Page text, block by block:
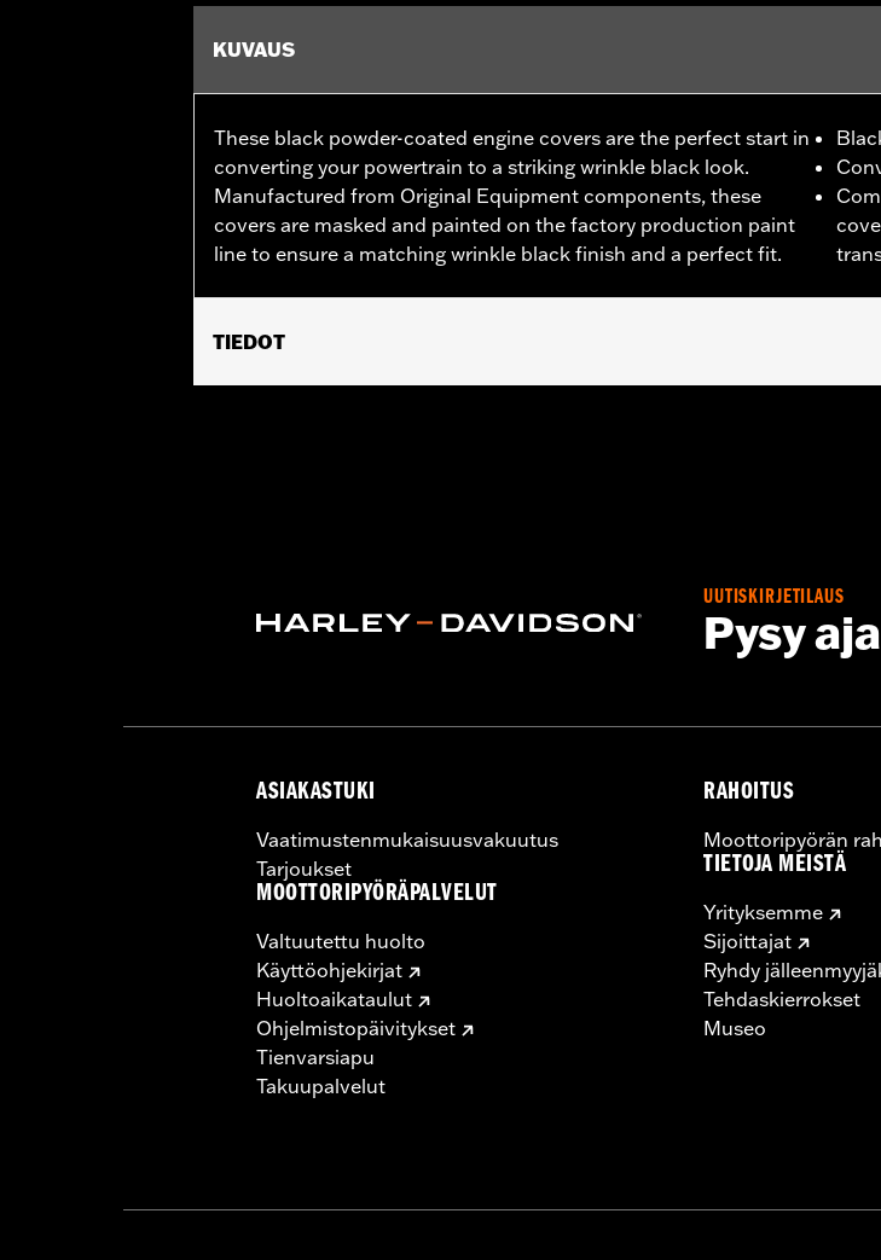
KUVAUS
These black powder-coated engine covers are the perfect start in
converting your powertrain to a striking wrinkle black look.
Manufactured from Original Equipment components, these
covers are masked and painted on the factory production paint
line to ensure a matching wrinkle black finish and a perfect fit.
TIEDOT
UUTISKIRJETILAUS
Pysy
ASIAKASTUKI
Vaatimustenmukaisuusvakuutus
Tarjoukset
MOOTTORIPYÖRÄPALVELUT
Valtuutettu huolto
Käyttöohjekirjat
Huoltoaikataulut
Ohjelmistopäivitykset
Tienvarsiapu
Takuupalvelut
RAHOITUS
Moottoripyörän
TIETOJA MEISTÄ
Yrityksemme
Sijoittajat
Ryhdy
Tehdaskierrokset
Museo